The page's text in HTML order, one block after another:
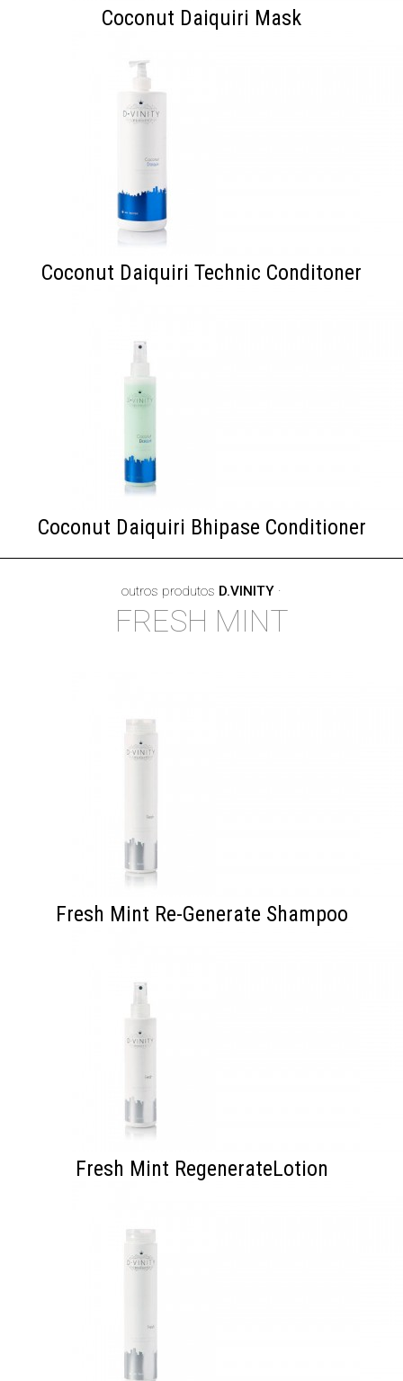
Coconut Daiquiri Mask
Coconut Daiquiri Technic Conditoner
Coconut Daiquiri Bhipase Conditioner
outros produtos D.VINITY ·
FRESH MINT
Fresh Mint Re-Generate Shampoo
Fresh Mint RegenerateLotion